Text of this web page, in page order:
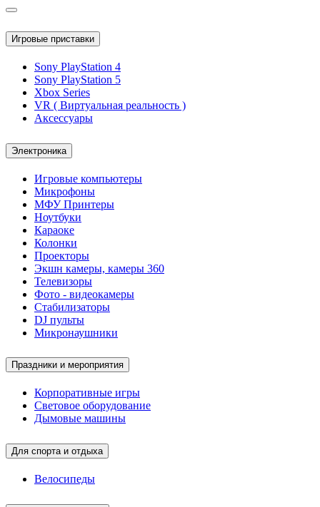
Игровые приставки
Sony PlayStation 4
Sony PlayStation 5
Xbox Series
VR ( Виртуальная реальность )
Аксессуары
Электроника
Игровые компьютеры
Микрофоны
МФУ Принтеры
Ноутбуки
Караоке
Колонки
Проекторы
Экшн камеры, камеры 360
Телевизоры
Фото - видеокамеры
Стабилизаторы
DJ пульты
Микронаушники
Праздники и мероприятия
Корпоративные игры
Световое оборудование
Дымовые машины
Для спорта и отдыха
Велосипеды